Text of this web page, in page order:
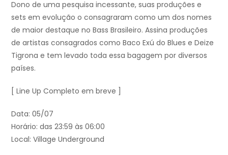
Dono de uma pesquisa incessante, suas produções e
sets em evolução o consagraram como um dos nomes
de maior destaque no Bass Brasileiro. Assina produções
de artistas consagrados como Baco Exú do Blues e Deize
Tigrona e tem levado toda essa bagagem por diversos
países.
[ Line Up Completo em breve ]
Data: 05/07
Horário: das 23:59 às 06:00
Local: Village Underground